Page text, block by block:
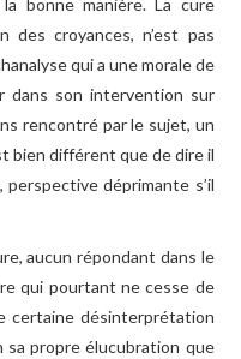
bonne manière. La cure
des croyances, n’est pas
qui a une morale de
dans son intervention sur
rencontré par le sujet, un
bien différent que de dire il
perspective déprimante s’il
répondant dans le
qui pourtant ne cesse de
certaine désinterprétation
propre élucubration que